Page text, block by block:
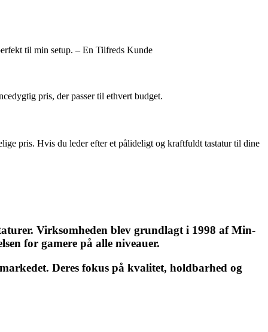
til min setup. – En Tilfreds Kunde
pris, der passer til ethvert budget.
pris. Hvis du leder efter et pålideligt og kraftfuldt tastatur til dine
Virksomheden blev grundlagt i 1998 af Min-
for gamere på alle niveauer.
Deres fokus på kvalitet, holdbarhed og